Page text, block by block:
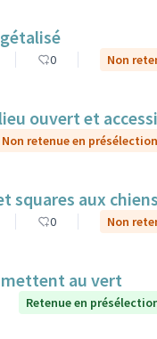
0 Non
ouvert et
Non retenue en
squares aux chiens
0 Non
mettent au vert
Retenue en